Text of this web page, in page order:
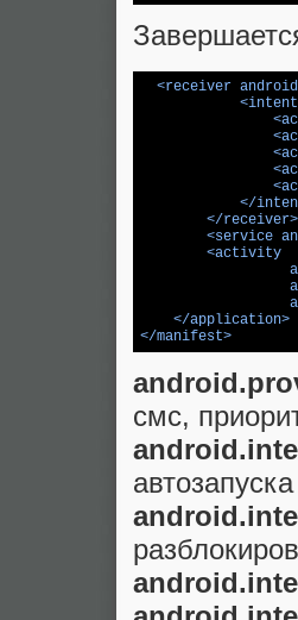
<receiver
<
<
<
<
<
<
</
</receiver>
<service
<activity
</application>
</manifest>
смс,